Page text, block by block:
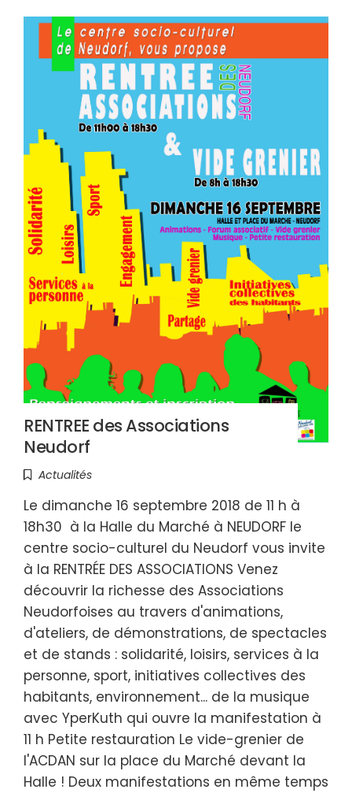
RENTREE des Associations
Neudorf
Actualités
Le dimanche 16 septembre 2018 de 11 h à
18h30 à la Halle du Marché à NEUDORF le
centre socio-culturel du Neudorf vous invite
à la RENTRÉE DES ASSOCIATIONS Venez
découvrir la richesse des Associations
Neudorfoises au travers d'animations,
d'ateliers, de démonstrations, de spectacles
et de stands : solidarité, loisirs, services à la
personne, sport, initiatives collectives des
habitants, environnement... de la musique
avec YperKuth qui ouvre la manifestation à
11 h Petite restauration Le vide-grenier de
l'ACDAN sur la place du Marché devant la
Halle ! Deux manifestations en même temps